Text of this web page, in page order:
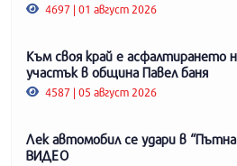
4697 | 01 август 2026
Към своя край е асфалтирането
участък в община Павел баня
4587 | 05 август 2026
Лек автомобил се удари в
ВИДЕО